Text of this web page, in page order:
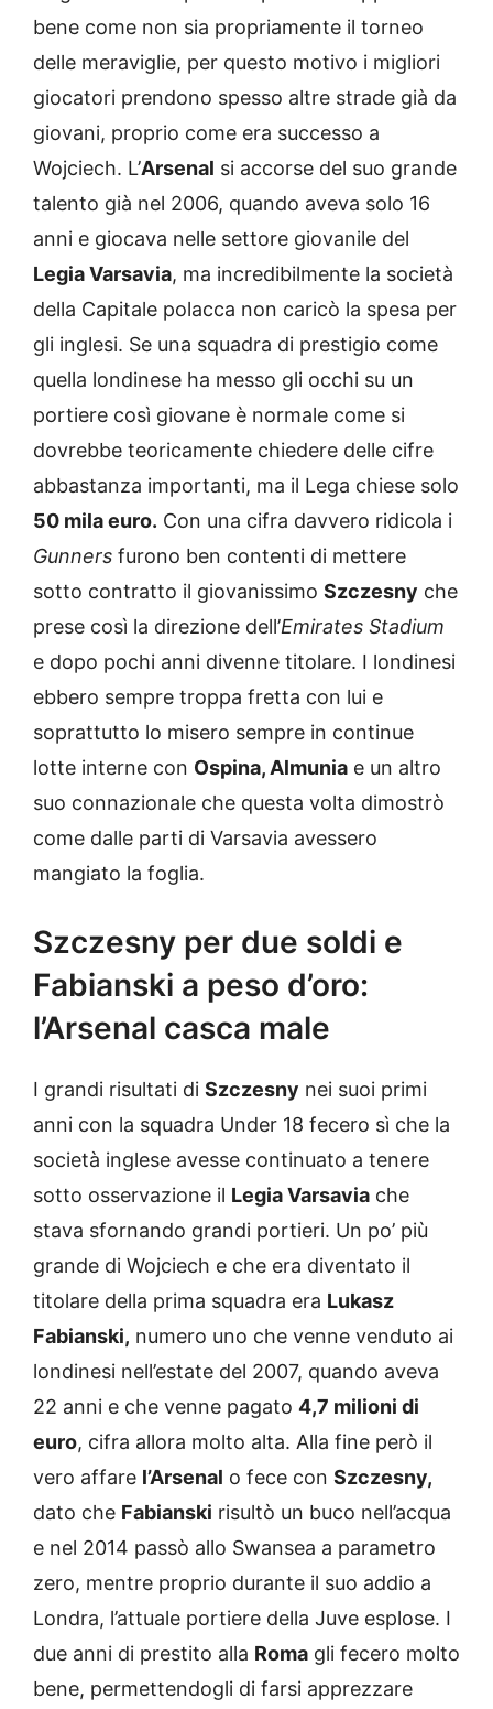
bene come non sia propriamente il torneo
delle meraviglie, per questo motivo i migliori
giocatori prendono spesso altre strade già da
giovani, proprio come era successo a
Wojciech. L’Arsenal si accorse del suo grande
talento già nel 2006, quando aveva solo 16
anni e giocava nelle settore giovanile del
Legia Varsavia, ma incredibilmente la società
della Capitale polacca non caricò la spesa per
gli inglesi. Se una squadra di prestigio come
quella londinese ha messo gli occhi su un
portiere così giovane è normale come si
dovrebbe teoricamente chiedere delle cifre
abbastanza importanti, ma il Lega chiese solo
50 mila euro. Con una cifra davvero ridicola i
Gunners furono ben contenti di mettere
sotto contratto il giovanissimo Szczesny che
prese così la direzione dell’Emirates Stadium
e dopo pochi anni divenne titolare. I londinesi
ebbero sempre troppa fretta con lui e
soprattutto lo misero sempre in continue
lotte interne con Ospina, Almunia e un altro
suo connazionale che questa volta dimostrò
come dalle parti di Varsavia avessero
mangiato la foglia.
Szczesny per due soldi e
Fabianski a peso d’oro:
l’Arsenal casca male
I grandi risultati di Szczesny nei suoi primi
anni con la squadra Under 18 fecero sì che la
società inglese avesse continuato a tenere
sotto osservazione il Legia Varsavia che
stava sfornando grandi portieri. Un po’ più
grande di Wojciech e che era diventato il
titolare della prima squadra era Lukasz
Fabianski, numero uno che venne venduto ai
londinesi nell’estate del 2007, quando aveva
22 anni e che venne pagato 4,7 milioni di
euro, cifra allora molto alta. Alla fine però il
vero affare l’Arsenal o fece con Szczesny,
dato che Fabianski risultò un buco nell’acqua
e nel 2014 passò allo Swansea a parametro
zero, mentre proprio durante il suo addio a
Londra, l’attuale portiere della Juve esplose. I
due anni di prestito alla Roma gli fecero molto
bene, permettendogli di farsi apprezzare